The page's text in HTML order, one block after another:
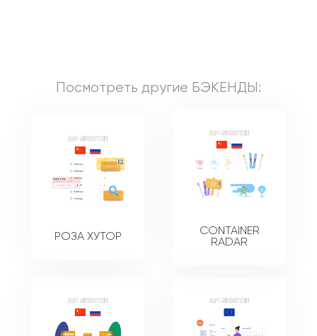
Посмотреть другие БЭКЕНДЫ :
РОЗА ХУТОР
CONTAINER
RADAR